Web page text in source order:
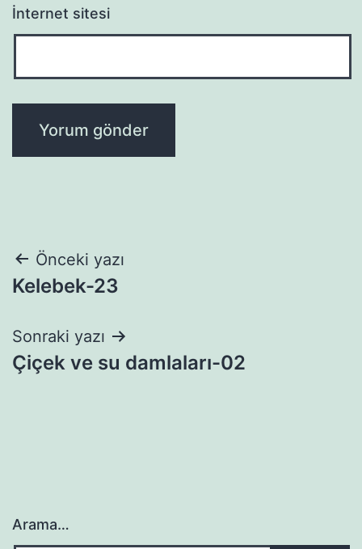
İnternet sitesi
Yazı
gezinmesi
Önceki yazı
Kelebek-23
Sonraki yazı
Çiçek ve su damlaları-02
Arama…